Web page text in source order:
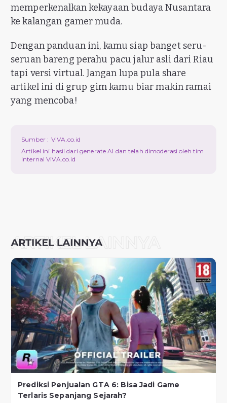
memperkenalkan kekayaan budaya Nusantara
ke kalangan gamer muda.
Dengan panduan ini, kamu siap banget seru-
seruan bareng perahu pacu jalur asli dari Riau
tapi versi virtual. Jangan lupa pula share
artikel ini di grup gim kamu biar makin ramai
yang mencoba!
Sumber : VIVA.co.id
Artikel ini hasil dari generate AI dan telah dimoderasi oleh tim
internal VIVA.co.id
Prediksi Penjualan GTA 6: Bisa Jadi Game
Terlaris Sepanjang Sejarah?